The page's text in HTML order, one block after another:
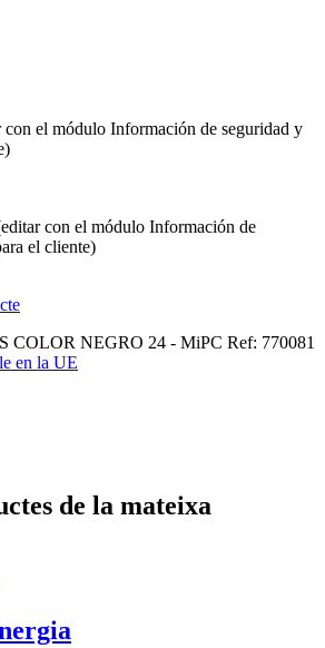
el módulo Información de seguridad y
con el módulo Información de
el cliente)
COLOR NEGRO 24 - MiPC Ref: 770081
en la UE
de la mateixa